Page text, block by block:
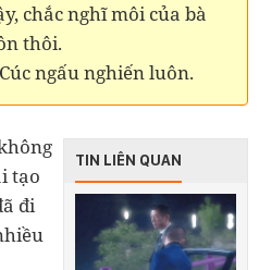
chắc nghĩ môi của bà
thôi.
ngấu nghiến luôn.
TIN LIÊN QUAN
tạo
đi